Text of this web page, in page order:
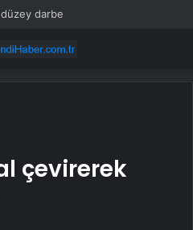
darbe
çevirerek